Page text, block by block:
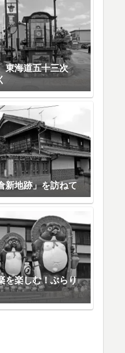
東海道五十三次
新地跡」を訪ねて
を楽しむ！ぶらり